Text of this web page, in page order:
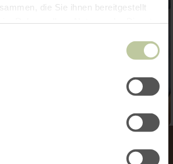
die Sie ihnen bereitgestellt